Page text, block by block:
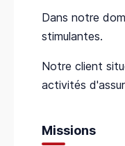
Dans notre
stimulantes.
Notre client
activités
Missions